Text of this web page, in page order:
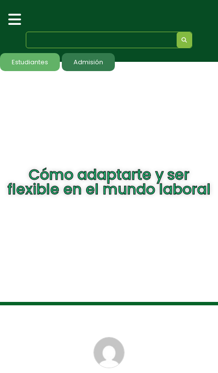
Estudiantes Admisión
Cómo adaptarte y ser
flexible en el mundo laboral